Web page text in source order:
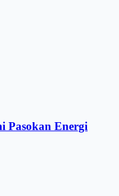
Pasokan Energi